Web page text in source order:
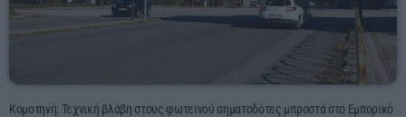
14:30 - 18:00
Κομοτηνή: Τεχνική βλάβη στους φωτεινού σηματοδότες μπροστά στο Εμπορικό